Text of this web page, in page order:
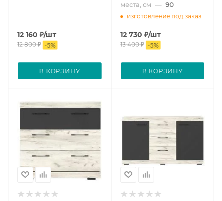
12 160 ₽/шт
12 800₽ -5%
В КОРЗИНУ
места, см — 90
изготовление под заказ
12 730 ₽/шт
13 400₽ -5%
В КОРЗИНУ